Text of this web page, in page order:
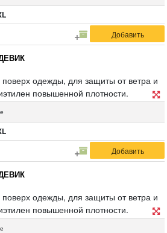
поверх одежды, для защиты от ветра и
повышенной плотности.
"липучках". Материал : полиэтилен.
поверх одежды, для защиты от ветра и
повышенной плотности.
«липучках». Материал: полиэтилен.